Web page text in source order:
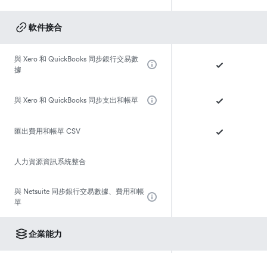
軟件接合
與 Xero 和 QuickBooks 同步銀行交易數
據
與 Xero 和 QuickBooks 同步支出和帳單
匯出費用和帳單 CSV
人力資源資訊系統整合
與 Netsuite 同步銀行交易數據、費用和帳
單
企業能力